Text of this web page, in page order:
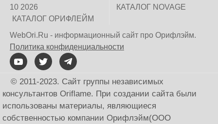
10 2026
КАТАЛОГ ОРИФЛЕЙМ
КАТАЛОГ NOVAGE
WebOri.Ru - информационный сайт про Орифлэйм.
Политика конфиденциальности
© 2011-2023. Сайт группы независимых
консультантов Oriflame. При создании сайта были
использованы материалы, являющиеся
собственностью компании Орифлэйм(ООО